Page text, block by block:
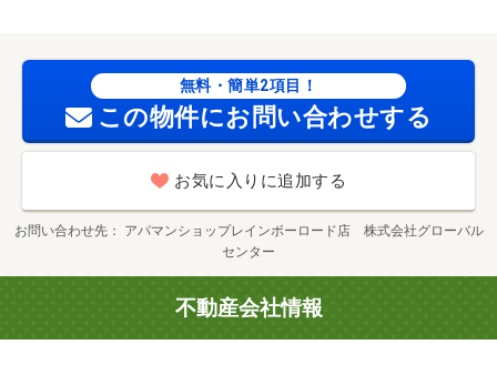
無料・簡単2項目！
この物件にお問い合わせする
お気に入りに追加する
お問い合わせ先
アパマンショップレインボーロード店 株式会社グローバル
センター
不動産会社情報